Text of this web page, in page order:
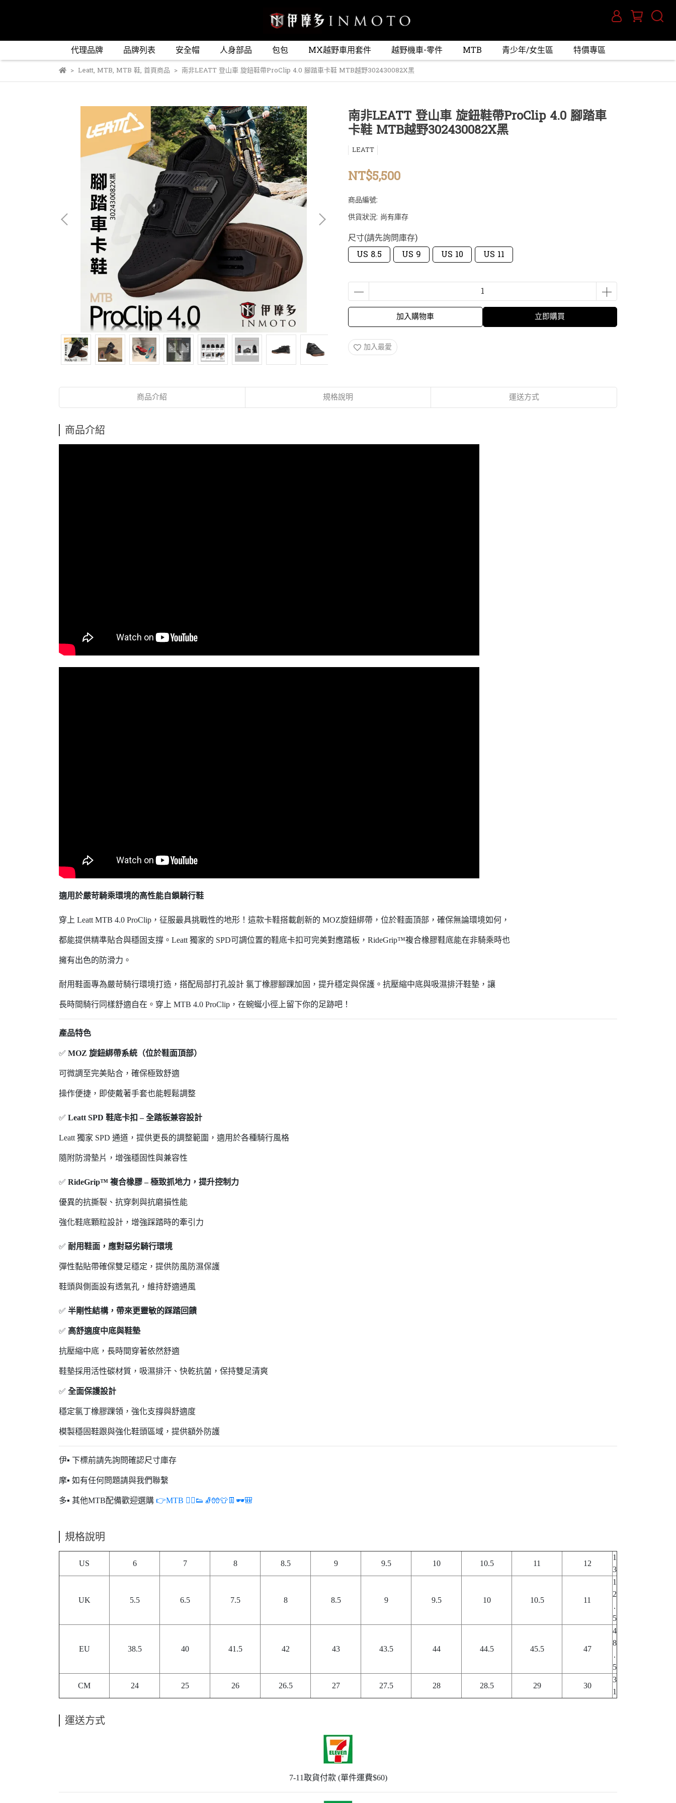
代理品牌 品牌列表 安全帽 人身部品 包包 MX越野車用套件 越野機車-零件 MTB 青少年/女生區 特價專區
Leatt, MTB, MTB 鞋, 首頁商品 南非LEATT 登山車 旋鈕鞋帶ProClip 4.0 腳踏車卡鞋 MTB越野302430082X黑
南非LEATT 登山車 旋鈕鞋帶ProClip 4.0 腳踏車
卡鞋 MTB越野302430082X黑
LEATT
NT$5,500
商品編號:
供貨狀況: 尚有庫存
尺寸(請先詢問庫存)
US 8.5
US 9 US 10 US 11
加入購物車 立即購買
加入最愛
商品介紹 規格說明 運送方式
商品介紹
適用於嚴苛騎乘環境的高性能自鎖騎行鞋
穿上 Leatt MTB 4.0 ProClip，征服最具挑戰性的地形！這款卡鞋搭載創新的 MOZ旋鈕綁帶，位於鞋面頂部，確保無論環境如何，
都能提供精準貼合與穩固支撐。Leatt 獨家的 SPD可調位置的鞋底卡扣可完美對應踏板，RideGrip™複合橡膠鞋底能在非騎乘時也
擁有出色的防滑力。
耐用鞋面專為嚴苛騎行環境打造，搭配局部打孔設計 氯丁橡膠腳踝加固，提升穩定與保護。抗壓縮中底與吸濕排汗鞋墊，讓
長時間騎行同樣舒適自在。穿上 MTB 4.0 ProClip，在蜿蜒小徑上留下你的足跡吧！
產品特色
✅ MOZ 旋鈕綁帶系統（位於鞋面頂部）
可微調至完美貼合，確保極致舒適
操作便捷，即使戴著手套也能輕鬆調整
✅ Leatt SPD 鞋底卡扣 – 全踏板兼容設計
Leatt 獨家 SPD 通道，提供更長的調整範圍，適用於各種騎行風格
隨附防滑墊片，增強穩固性與兼容性
✅ RideGrip™ 複合橡膠 – 極致抓地力，提升控制力
優異的抗撕裂、抗穿刺與抗磨損性能
強化鞋底顆粒設計，增強踩踏時的牽引力
✅ 耐用鞋面，應對惡劣騎行環境
彈性黏貼帶確保雙足穩定，提供防風防濕保護
鞋頭與側面設有透氣孔，維持舒適通風
✅ 半剛性結構，帶來更靈敏的踩踏回饋
✅ 高舒適度中底與鞋墊
抗壓縮中底，長時間穿著依然舒適
鞋墊採用活性碳材質，吸濕排汗、快乾抗菌，保持雙足清爽
✅ 全面保護設計
穩定氯丁橡膠踝領，強化支撐與舒適度
模製穩固鞋跟與強化鞋頭區域，提供額外防護
伊▪ 下標前請先詢問確認尺寸庫存
摩▪ 如有任何問題請與我們聯繫
多▪ 其他MTB配備歡迎選購 👉MTB 🚵‍♂️👟🧦🧤👕👖🕶️🎒
規格說明
US 6 7 8 8.5 9 9.5 10 10.5 11 12
1
3
UK 5.5 6.5 7.5 8 8.5 9 9.5 10 10.5 11
1
2
.
5
EU 38.5 40 41.5 42 43 43.5 44 44.5 45.5 47
4
8
.
5
CM 24 25 26 26.5 27 27.5 28 28.5 29 30
3
1
運送方式
7-11取貨付款 (單件運費$60)